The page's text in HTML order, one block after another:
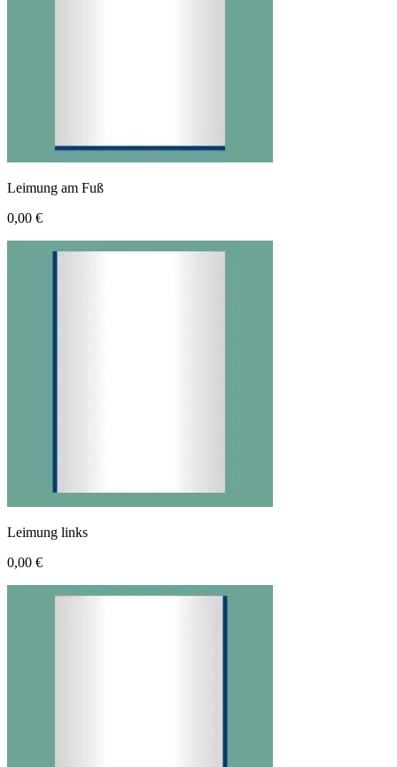
Leimung am Fuß
0,00 €
Leimung links
0,00 €